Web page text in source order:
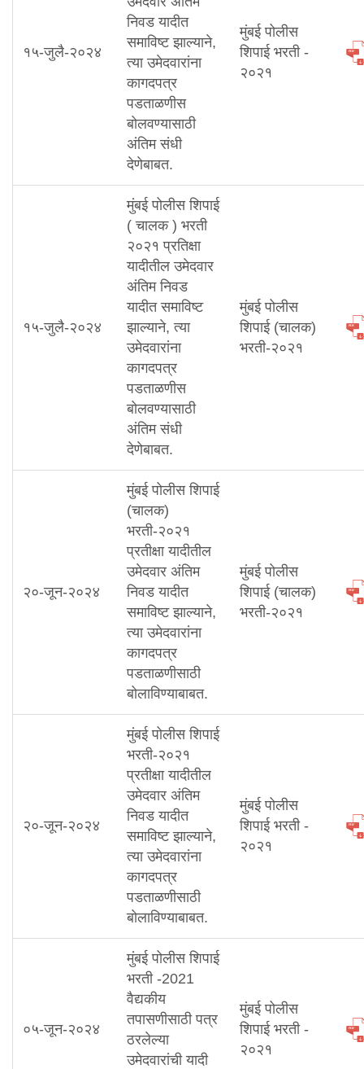
१५-जुलै-२०२४
निवड यादीत
समाविष्ट झाल्याने,
त्या उमेदवारांना
कागदपत्र
पडताळणीस
बोलवण्यासाठी
अंतिम संधी
देणेबाबत.
मुंबई पोलीस
शिपाई भरती -
२०२१
१५-जुलै-२०२४
मुंबई पोलीस शिपाई
( चालक ) भरती
२०२१ प्रतिक्षा
यादीतील उमेदवार
अंतिम निवड
यादीत समाविष्ट
झाल्याने, त्या
उमेदवारांना
कागदपत्र
पडताळणीस
बोलवण्यासाठी
अंतिम संधी
देणेबाबत.
मुंबई पोलीस
शिपाई (चालक)
भरती-२०२१
२०-जून-२०२४
मुंबई पोलीस शिपाई
(चालक)
भरती-२०२१
प्रतीक्षा यादीतील
उमेदवार अंतिम
निवड यादीत
समाविष्ट झाल्याने,
त्या उमेदवारांना
कागदपत्र
पडताळणीसाठी
बोलाविण्याबाबत.
मुंबई पोलीस
शिपाई (चालक)
भरती-२०२१
२०-जून-२०२४
मुंबई पोलीस शिपाई
भरती-२०२१
प्रतीक्षा यादीतील
उमेदवार अंतिम
निवड यादीत
समाविष्ट झाल्याने,
त्या उमेदवारांना
कागदपत्र
पडताळणीसाठी
बोलाविण्याबाबत.
मुंबई पोलीस
शिपाई भरती -
२०२१
०५-जून-२०२४
मुंबई पोलीस शिपाई
भरती -2021
वैद्यकीय
तपासणीसाठी पत्र
ठरलेल्या
उमेदवारांची यादी
मुंबई पोलीस
शिपाई भरती -
२०२१